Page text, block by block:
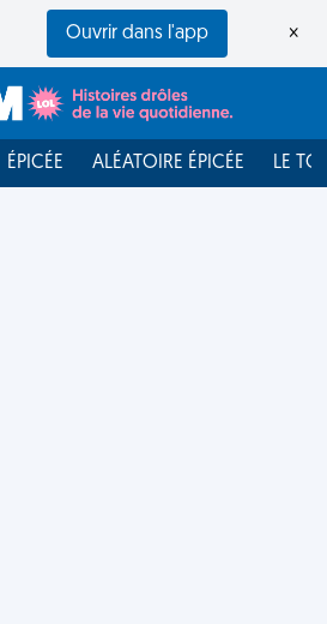
Ouvrir dans l'app ×
ÉPICÉE ALÉATOIRE ÉPICÉE LE